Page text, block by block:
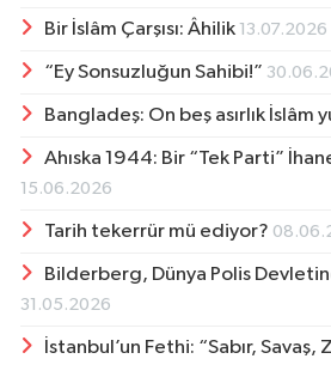
Bir İslâm Çarşısı: Âhilik 13.07.2026
“Ey Sonsuzluğun Sahibi!”
Bangladeş: On beş asırlık İslâm
Ahıska 1944: Bir “Tek Parti”
15.06.2026
Tarih tekerrür mü ediyor?
Bilderberg, Dünya Polis
31.05.2026
İstanbul’un Fethi: “Sabır, Savaş,